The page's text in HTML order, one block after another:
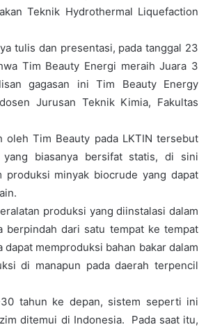
Teknik Hydrothermal Liquefaction
tulis dan presentasi, pada tanggal 23
Tim Beauty Energi meraih Juara 3
gagasan ini Tim Beauty Energy
Jurusan Teknik Kimia, Fakultas
Tim Beauty pada LKTIN tersebut
biasanya bersifat statis, di sini
produksi minyak biocrude yang dapat
produksi yang diinstalasi dalam
berpindah dari satu tempat ke tempat
memproduksi bahan bakar dalam
di manapun pada daerah terpencil
tahun ke depan, sistem seperti ini
ditemui di Indonesia. Pada saat itu,